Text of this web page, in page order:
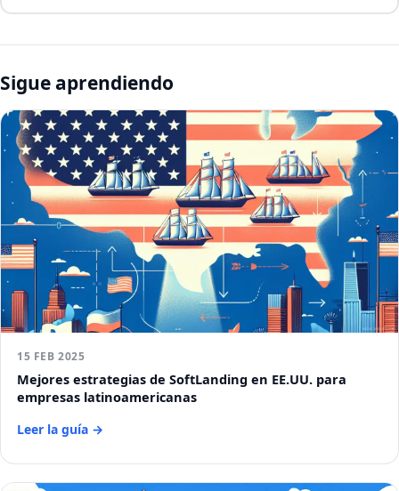
Sigue aprendiendo
15 FEB 2025
Mejores estrategias de SoftLanding en EE.UU. para
empresas latinoamericanas
Leer la guía →